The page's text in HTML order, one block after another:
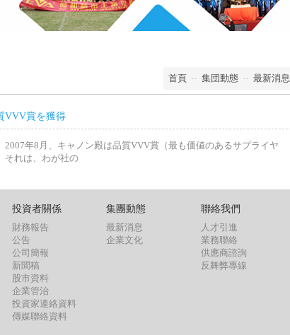
首頁 集団動態 最新消息
VVV賞を獲得
2007年8月、キャノン殿は品質VVV賞（最も価値のあるサプライヤ
それは、わが社の
投資者關係
財務報告
公告
公司簡報
新聞稿
股市資料
企業管治
投資家連絡資料
傳媒聯絡資料
集團動態
最新消息
企業文化
聯絡我們
人才引進
業務聯絡
供應商諮詢
反舞弊專線